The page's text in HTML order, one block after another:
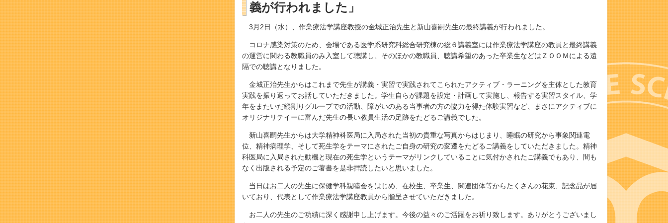
義が行われました」
3月2日（水）、作業療法学講座教授の金城正治先生と新山喜嗣先生の最終講義が行われました。
コロナ感染対策のため、会場である医学系研究科総合研究棟の総６講義室には作業療法学講座の教員と最終講義
の運営に関わる教職員のみ入室して聴講し、そのほかの教職員、聴講希望のあった卒業生などはＺＯＯＭによる遠
隔での聴講となりました。
金城正治先生からはこれまで先生が講義・実習で実践されてこられたアクティブ・ラーニングを主体とした教育
実践を振り返ってお話していただきました。学生自らが課題を設定・計画して実施し、報告する実習スタイル、学
年をまたいだ縦割りグループでの活動、障がいのある当事者の方の協力を得た体験実習など、まさにアクティブに
オリジナリテイーに富んだ先生の長い教員生活の足跡をたどるご講義でした。
新山喜嗣先生からは大学精神科医局に入局された当初の貴重な写真からはじまり、睡眠の研究から事象関連電
位、精神病理学、そして死生学をテーマにされたご自身の研究の変遷をたどるご講義をしていただきました。精神
科医局に入局された動機と現在の死生学というテーマがリンクしていることに気付かされたご講義でもあり、間も
なく出版される予定のご著書を是非拝読したいと思いました。
当日はお二人の先生に保健学科親睦会をはじめ、在校生、卒業生、関連団体等からたくさんの花束、記念品が届
いており、代表として作業療法学講座教員から贈呈させていただきました。
お二人の先生のご功績に深く感謝申し上げます。今後の益々のご活躍をお祈り致します。ありがとうございまし